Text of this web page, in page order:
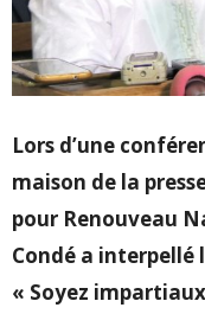
Lors d’une
maison de la
pour Renouveau
Condé a interpellé
« Soyez